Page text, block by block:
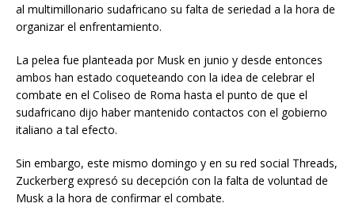
al multimillonario sudafricano su falta de seriedad a la hora de
organizar el enfrentamiento.
La pelea fue planteada por Musk en junio y desde entonces
ambos han estado coqueteando con la idea de celebrar el
combate en el Coliseo de Roma hasta el punto de que el
sudafricano dijo haber mantenido contactos con el gobierno
italiano a tal efecto.
Sin embargo, este mismo domingo y en su red social Threads,
Zuckerberg expresó su decepción con la falta de voluntad de
Musk a la hora de confirmar el combate.